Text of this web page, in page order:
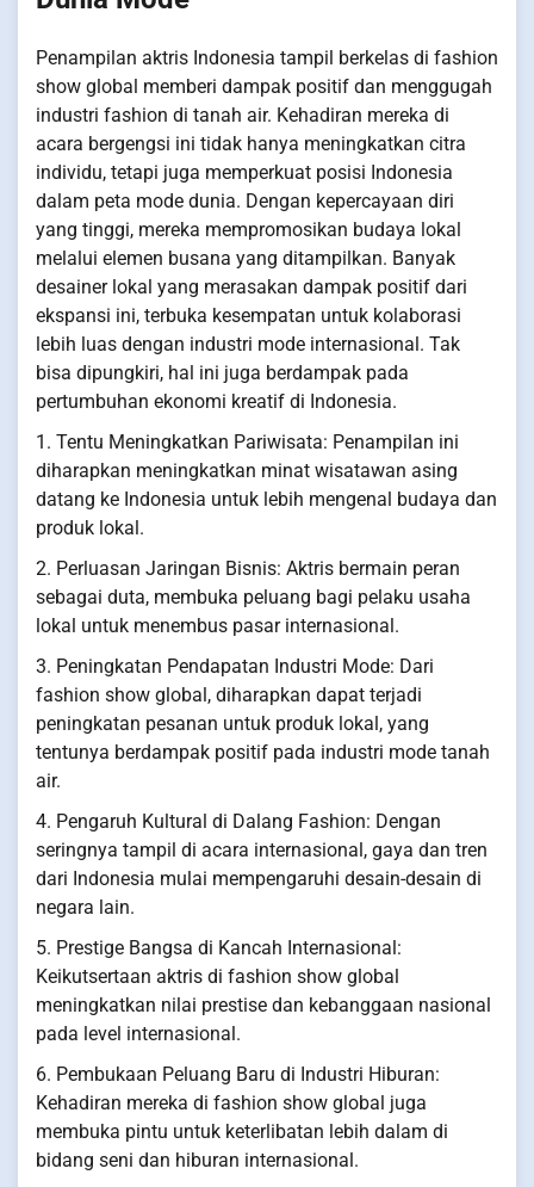
Penampilan aktris Indonesia tampil berkelas di fashion
show global memberi dampak positif dan menggugah
industri fashion di tanah air. Kehadiran mereka di
acara bergengsi ini tidak hanya meningkatkan citra
individu, tetapi juga memperkuat posisi Indonesia
dalam peta mode dunia. Dengan kepercayaan diri
yang tinggi, mereka mempromosikan budaya lokal
melalui elemen busana yang ditampilkan. Banyak
desainer lokal yang merasakan dampak positif dari
ekspansi ini, terbuka kesempatan untuk kolaborasi
lebih luas dengan industri mode internasional. Tak
bisa dipungkiri, hal ini juga berdampak pada
pertumbuhan ekonomi kreatif di Indonesia.
1. Tentu Meningkatkan Pariwisata: Penampilan ini
diharapkan meningkatkan minat wisatawan asing
datang ke Indonesia untuk lebih mengenal budaya dan
produk lokal.
2. Perluasan Jaringan Bisnis: Aktris bermain peran
sebagai duta, membuka peluang bagi pelaku usaha
lokal untuk menembus pasar internasional.
3. Peningkatan Pendapatan Industri Mode: Dari
fashion show global, diharapkan dapat terjadi
peningkatan pesanan untuk produk lokal, yang
tentunya berdampak positif pada industri mode tanah
air.
4. Pengaruh Kultural di Dalang Fashion: Dengan
seringnya tampil di acara internasional, gaya dan tren
dari Indonesia mulai mempengaruhi desain-desain di
negara lain.
5. Prestige Bangsa di Kancah Internasional:
Keikutsertaan aktris di fashion show global
meningkatkan nilai prestise dan kebanggaan nasional
pada level internasional.
6. Pembukaan Peluang Baru di Industri Hiburan:
Kehadiran mereka di fashion show global juga
membuka pintu untuk keterlibatan lebih dalam di
bidang seni dan hiburan internasional.